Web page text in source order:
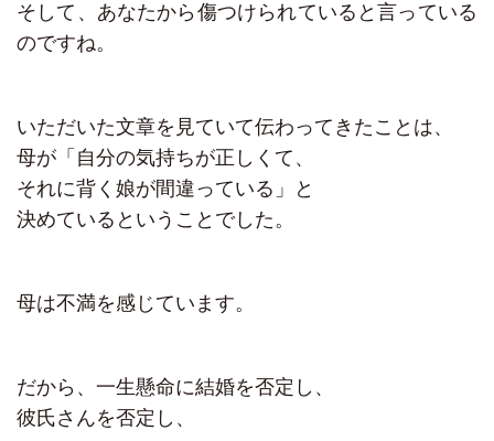
そして、あなたから傷つけられていると言っている
のですね。
いただいた文章を見ていて伝わってきたことは、
母が「自分の気持ちが正しくて、
それに背く娘が間違っている」と
決めているということでした。
母は不満を感じています。
だから、一生懸命に結婚を否定し、
彼氏さんを否定し、